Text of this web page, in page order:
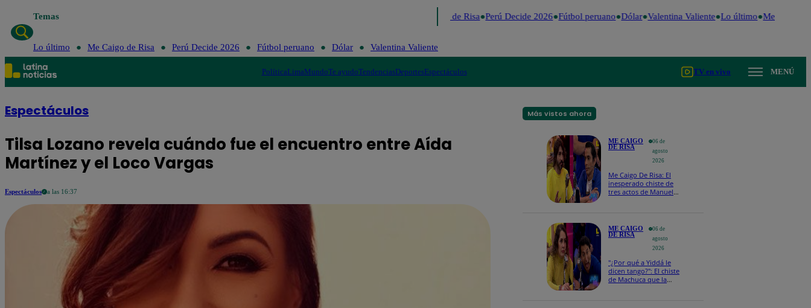
Temas Me Caigo de Risa Perú Decide 2026 Fútbol peruano Dólar Valentina Valiente Lo último Me Caigo de
Lo último Me Caigo de Risa Perú Decide 2026 Fútbol peruano Dólar Valentina Valiente
PolíticaLimaMundoTe ayudoTendenciasDeportesEspectáculos TV en vivo MENÚ
Espectáculos
Tilsa Lozano revela cuándo fue el encuentro entre Aída
Martínez y el Loco Vargas
Espectáculos a las 16:37
Más vistos ahora
ME CAIGO
DE RISA
06 de
agosto
2026
Me Caigo De Risa: El
inesperado chiste de
tres actos de Manuel
ME CAIGO
DE RISA
06 de
agosto
2026
"¿Por qué a Yiddá le
dicen tango?": El chiste
de Machuca que la